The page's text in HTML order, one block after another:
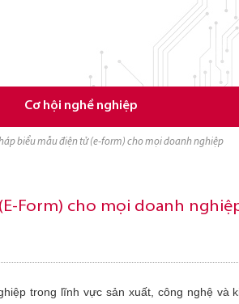
Cơ hội nghề nghiệp
biểu mẫu điện tử (e-form) cho mọi doanh nghiệp
Form) cho mọi doanh
trong lĩnh vực sản xuất, công nghệ và